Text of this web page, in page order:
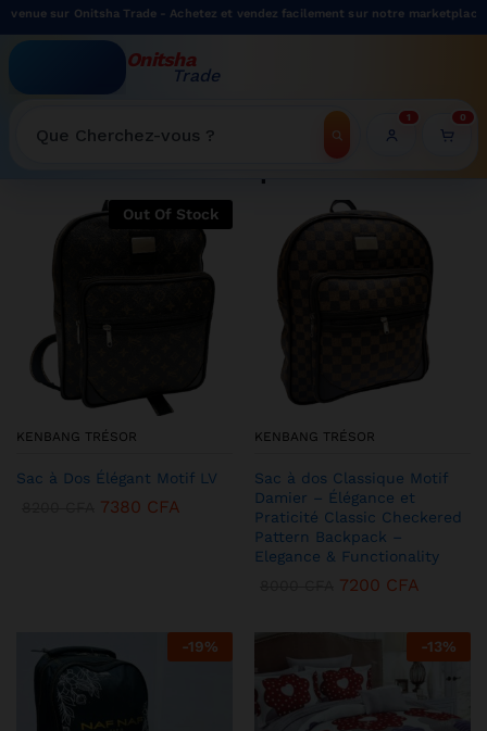
Trade - Achetez et vendez facilement sur notre marketplace.
Onitsha
Trade
Recherche
1 0
WELCOME TO ONITSHATRADE ONLINE SHOP
Out Of Stock
KENBANG TRÉSOR
Sac à Dos Élégant Motif LV
7380 CFA
KENBANG TRÉSOR
Sac à dos Classique Motif
Damier – Élégance et
Praticité Classic Checkered
Pattern Backpack –
Elegance & Functionality
7200 CFA
-19% -13%